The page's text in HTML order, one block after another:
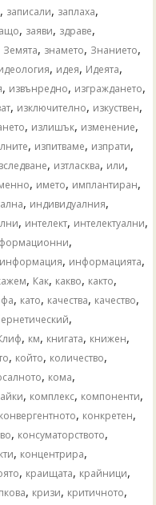
, записали, заплаха,
, заяви, здраве,
Земята, знамето, Знанието,
, идея, Идеята,
, извънредно, изграждането,
, изключително, изкуствен,
, излишък, изменение,
, изпитваме, изпрати,
, изтласква, или,
, името, имплантиран,
, индивидуалния,
, интелект, интелектуални,
,
информация, информацията,
, Как, какво, както,
, като, качества, качество,
,
, км, книгата, книжен,
, който, количество,
, кома,
, комплекс, компоненти,
конвергентното, конкретен,
, консуматорството,
, концентрира,
, краищата, крайници,
, кризи, критичното,